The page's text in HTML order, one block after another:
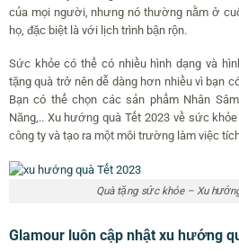
của mọi người, nhưng nó thường nằm ở
họ, đặc biệt là với lịch trình bận rộn.
Sức khỏe có thể có nhiều hình dạng và
tặng quà trở nên dễ dàng hơn nhiều vì bạn
Bạn có thể chọn các sản phẩm Nhân
Năng,.. Xu hướng quà Tết 2023 về sức
công ty và tạo ra một môi trường làm việc
Quà tặng sức khỏe – Xu
Glamour luôn cập nhật xu hướng